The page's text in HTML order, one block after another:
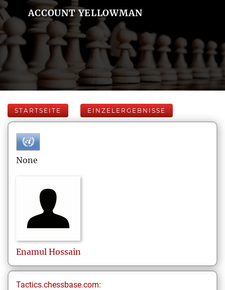
ACCOUNT YELLOWMAN
STARTSEITE EINZELERGEBNISSE
None
Enamul Hossain
Tactics.chessbase.com: